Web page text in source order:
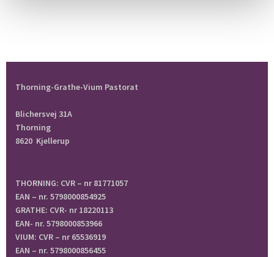
Thorning-Grathe-Vium Pastorat
Blichersvej 31A
Thorning
8620 Kjellerup
THORNING: CVR – nr 81771057
EAN – nr. 5798000854925
GRATHE: CVR- nr 18220113
EAN- nr. 5798000853966
VIUM: CVR – nr 65536919
EAN – nr. 5798000856455